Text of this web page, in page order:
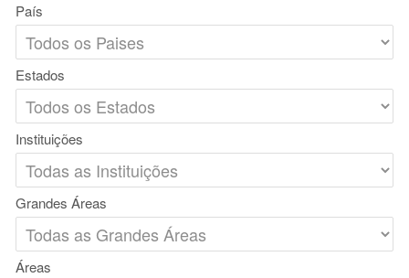
País
Estados
Instituições
Grandes Áreas
Áreas